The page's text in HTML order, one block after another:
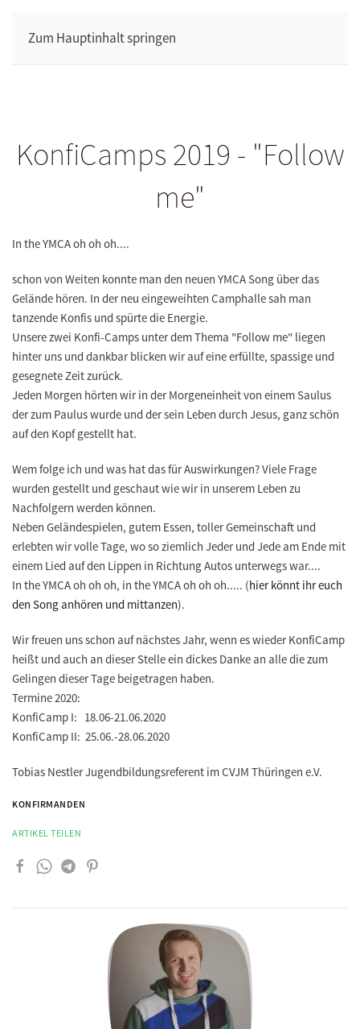
Zum Hauptinhalt springen
KonfiCamps 2019 - "Follow
me"
In the YMCA oh oh oh....
schon von Weiten konnte man den neuen YMCA Song über das
Gelände hören. In der neu eingeweihten Camphalle sah man
tanzende Konfis und spürte die Energie.
Unsere zwei Konfi-Camps unter dem Thema "Follow me" liegen
hinter uns und dankbar blicken wir auf eine erfüllte, spassige und
gesegnete Zeit zurück.
Jeden Morgen hörten wir in der Morgeneinheit von einem Saulus
der zum Paulus wurde und der sein Leben durch Jesus, ganz schön
auf den Kopf gestellt hat.
Wem folge ich und was hat das für Auswirkungen? Viele Frage
wurden gestellt und geschaut wie wir in unserem Leben zu
Nachfolgern werden können.
Neben Geländespielen, gutem Essen, toller Gemeinschaft und
erlebten wir volle Tage, wo so ziemlich Jeder und Jede am Ende mit
einem Lied auf den Lippen in Richtung Autos unterwegs war....
In the YMCA oh oh oh, in the YMCA oh oh oh..... (hier könnt ihr euch
den Song anhören und mittanzen).
Wir freuen uns schon auf nächstes Jahr, wenn es wieder KonfiCamp
heißt und auch an dieser Stelle ein dickes Danke an alle die zum
Gelingen dieser Tage beigetragen haben.
Termine 2020:
KonfiCamp I: 18.06-21.06.2020
KonfiCamp II: 25.06.-28.06.2020
Tobias Nestler Jugendbildungsreferent im CVJM Thüringen e.V.
KONFIRMANDEN
ARTIKEL TEILEN